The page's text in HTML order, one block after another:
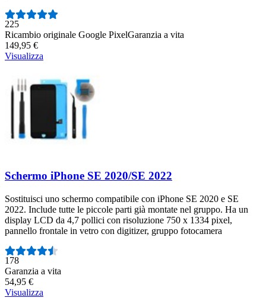
Numero di recensioni:
225
Ricambio originale Google PixelGaranzia a vita
149,95 €
Visualizza
Schermo iPhone SE 2020/SE 2022
Sostituisci uno schermo compatibile con iPhone SE 2020 e SE
2022. Include tutte le piccole parti già montate nel gruppo. Ha un
display LCD da 4,7 pollici con risoluzione 750 x 1334 pixel,
pannello frontale in vetro con digitizer, gruppo fotocamera
Numero di recensioni:
178
Garanzia a vita
54,95 €
Visualizza